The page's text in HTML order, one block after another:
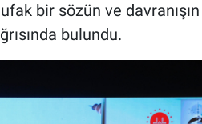
bir sözün ve davranışın
bulundu.